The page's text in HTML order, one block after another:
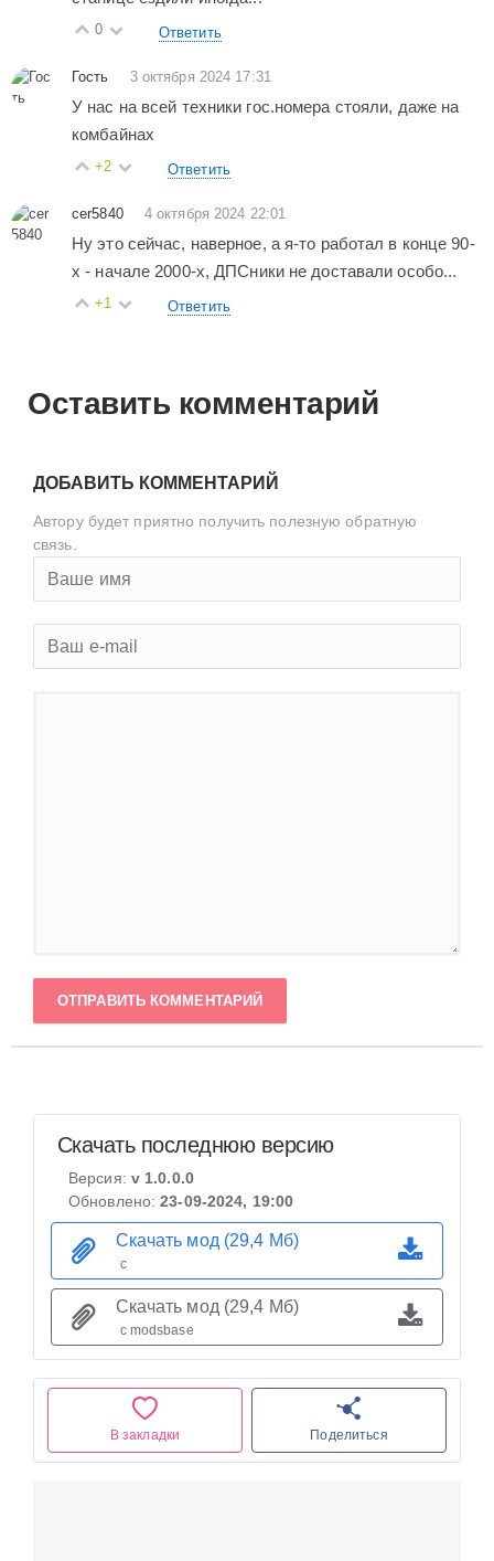
0 Ответить
Гость 3 октября 2024 17:31
У нас на всей техники гос.номера стояли, даже на
комбайнах
+2 Ответить
cer5840 4 октября 2024 22:01
Ну это сейчас, наверное, а я-то работал в конце 90-
х - начале 2000-х, ДПСники не доставали особо...
+1 Ответить
Оставить комментарий
ДОБАВИТЬ КОММЕНТАРИЙ
Автору будет приятно получить полезную обратную
связь.
ОТПРАВИТЬ КОММЕНТАРИЙ
В закладки Поделиться
Скачать последнюю версию
Версия: v 1.0.0.0
Обновлено:23-09-2024, 19:00
Скачать мод (29,4 Мб)
с
Скачать мод (29,4 Мб)
с modsbase